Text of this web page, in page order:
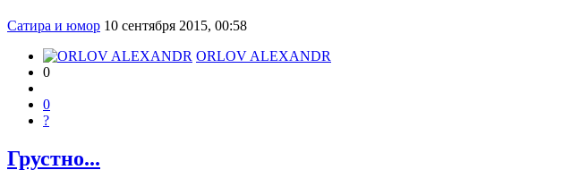
Сатира и юмор 10 сентября 2015, 00:58
ORLOV ALEXANDR
0
0
?
Грустно...